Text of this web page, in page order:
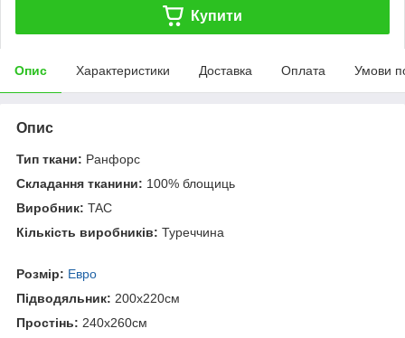
Купити
Опис Характеристики Доставка Оплата Умови
Опис
Тип ткани: Ранфорс
Складання тканини: 100% блощиць
Виробник: TAC
Кількість виробників: Туреччина
Розмір: Евро
Підводяльник: 200х220см
Простінь: 240х260см